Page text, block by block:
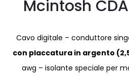
Mcintosh
Cavo digitale – conduttore
con placcatura in argento
awg – isolante speciale per